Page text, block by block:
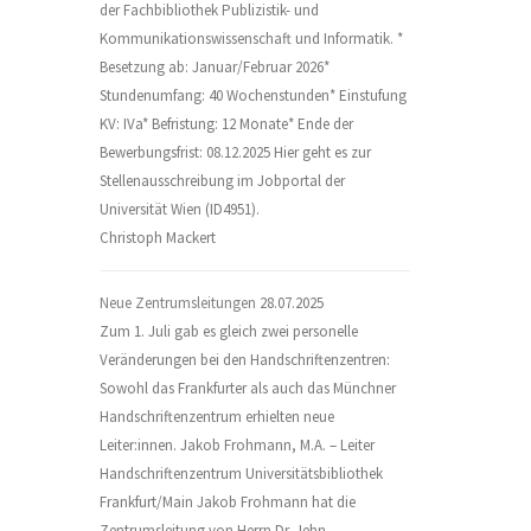
der Fachbibliothek Publizistik- und
Kommunikationswissenschaft und Informatik. *
Besetzung ab: Januar/Februar 2026*
Stundenumfang: 40 Wochenstunden* Einstufung
KV: IVa* Befristung: 12 Monate* Ende der
Bewerbungsfrist: 08.12.2025 Hier geht es zur
Stellenausschreibung im Jobportal der
Universität Wien (ID4951).
Christoph Mackert
Neue Zentrumsleitungen 28.07.2025
Zum 1. Juli gab es gleich zwei personelle
Veränderungen bei den Handschriftenzentren:
Sowohl das Frankfurter als auch das Münchner
Handschriftenzentrum erhielten neue
Leiter:innen. Jakob Frohmann, M.A. – Leiter
Handschriftenzentrum Universitätsbibliothek
Frankfurt/Main Jakob Frohmann hat die